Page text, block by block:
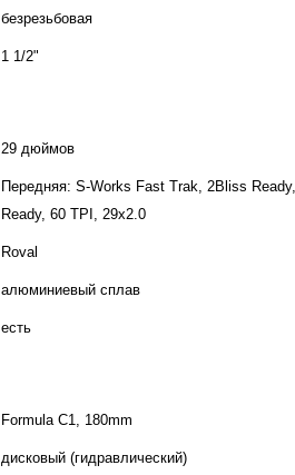
безрезьбовая
1 1/2"
29 дюймов
Передняя: S-Works Fast Trak, 2Bliss
Ready, 60 TPI, 29x2.0
Roval
алюминиевый сплав
есть
Formula C1, 180mm
дисковый (гидравлический)